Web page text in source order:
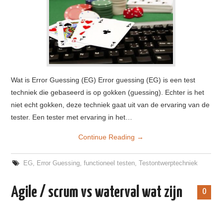
Wat is Error Guessing (EG) Error guessing (EG) is een test
techniek die gebaseerd is op gokken (guessing). Echter is het
niet echt gokken, deze techniek gaat uit van de ervaring van de
tester. Een tester met ervaring in het…
Continue Reading →
EG, Error Guessing, functioneel testen, Testontwerptechniek
0
Agile / scrum vs waterval wat zijn